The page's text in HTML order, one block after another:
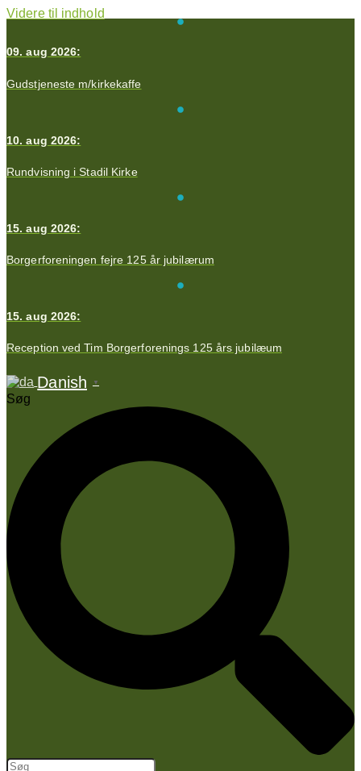
Videre til indhold
09. aug 2026:
Gudstjeneste m/kirkekaffe
10. aug 2026:
Rundvisning i Stadil Kirke
15. aug 2026:
Borgerforeningen fejre 125 år jubilærum
15. aug 2026:
Reception ved Tim Borgerforenings 125 års jubilæum
Danish ▼
Søg